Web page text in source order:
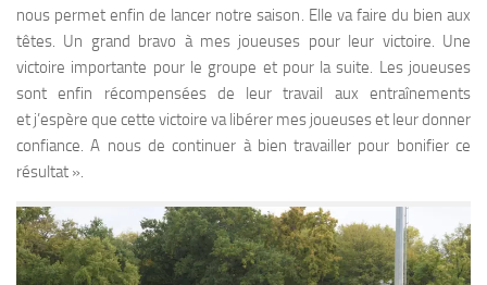
nous permet enfin de lancer notre saison. Elle va faire du bien aux
têtes. Un grand bravo à mes joueuses pour leur victoire. Une
victoire importante pour le groupe et pour la suite. Les joueuses
sont enfin récompensées de leur travail aux entraînements
et j’espère que cette victoire va libérer mes joueuses et leur donner
confiance. A nous de continuer à bien travailler pour bonifier ce
résultat ».